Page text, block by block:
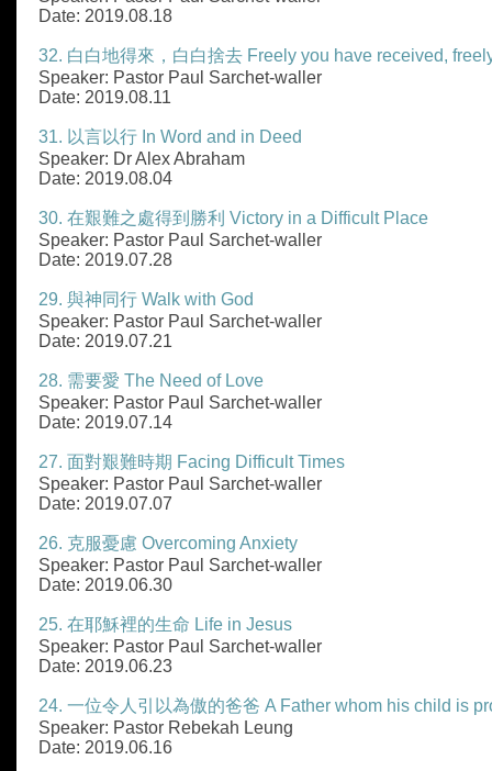
Date: 2019.08.18
32. 白白地得來，白白捨去 Freely you have received,
Speaker: Pastor Paul Sarchet-waller
Date: 2019.08.11
31. 以言以行 In Word and in Deed
Speaker: Dr Alex Abraham
Date: 2019.08.04
30. 在艱難之處得到勝利 Victory in a Difficult Place
Speaker: Pastor Paul Sarchet-waller
Date: 2019.07.28
29. 與神同行 Walk with God
Speaker: Pastor Paul Sarchet-waller
Date: 2019.07.21
28. 需要愛 The Need of Love
Speaker: Pastor Paul Sarchet-waller
Date: 2019.07.14
27. 面對艱難時期 Facing Difficult Times
Speaker: Pastor Paul Sarchet-waller
Date: 2019.07.07
26. 克服憂慮 Overcoming Anxiety
Speaker: Pastor Paul Sarchet-waller
Date: 2019.06.30
25. 在耶穌裡的生命 Life in Jesus
Speaker: Pastor Paul Sarchet-waller
Date: 2019.06.23
24. 一位令人引以為傲的爸爸 A Father whom his child is
Speaker: Pastor Rebekah Leung
Date: 2019.06.16